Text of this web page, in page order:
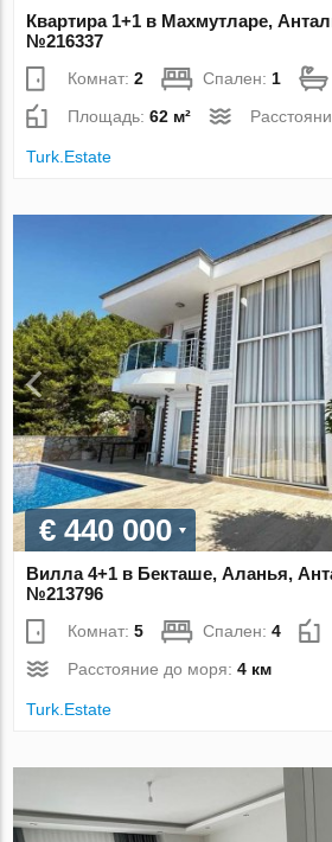
Квартира 1+1 в Махмутларе,
№216337
Комнат:2 Спален:1
Площадь:62 м²
Turk.Estate
€ 440 000
Вилла 4+1 в Бекташе, Аланья,
№213796
Комнат:5 Спален:4
Расстояние до моря:4 км
Turk.Estate